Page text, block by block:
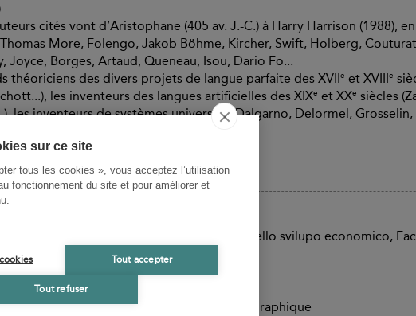
sur ce site
tous les cookies », vous acceptez l’utilisation
fonctionnement du site et pour améliorer et
Tout accepter
Tout refuser
cités vont d’Aristophane (405 av. J.-C.) à Harry Harrison (1988),
Thomas More, Folengo, Jakob Böhme, Kircher, Swift, Holberg,
Joyce, Borges, Artaud, Queneau, Isou, Dario Fo...
théoriciens des divers projets de langue parfaite des XVII
e et XVIII e
les inventeurs des langues artificielles des XIXe et XXe siècles
les inventeurs de systèmes universels (Dalgarno, Delormel, Grosselin,
CONTRIBUTEURS
; En poste à l'Istituto di teoria e politica dello svilupo economico,
e commercio, Florence (en 1980)
Buonarroti
de graphisme éditorial et de technologie graphique